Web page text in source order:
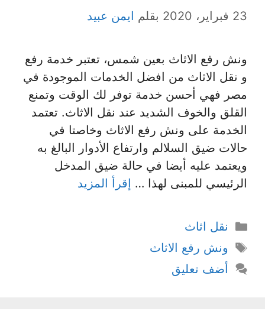
23 فبراير، 2020 بقلم ايمن عبيد
ونش رفع الاثاث بعين شمس، تعتبر خدمة رفع
و نقل الاثاث من افضل الخدمات الموجودة في
مصر فهي أحسن خدمة توفر لك الوقت وتمنع
القلق والخوف الشديد عند نقل الاثاث. تعتمد
الخدمة على ونش رفع الاثاث وخاصتا في
حالات ضيق السلالم وارتفاع الأدوار البالغ به
ويعتمد عليه أيضا في حالة ضيق المدخل
الرئيسي للمبنى لهذا … إقرأ المزيد
التصنيفات
نقل اثاث
الوسوم
ونش رفع الاثاث
أضف تعليق